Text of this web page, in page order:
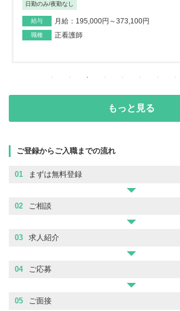
日勤のみ/夜勤なし
給与 月給：195,000円～373,100円
職種 正看護師
もっと見る
ご登録からご入職までの流れ
01 まずは無料登録
02 ご相談
03 求人紹介
04 ご応募
05 ご面接